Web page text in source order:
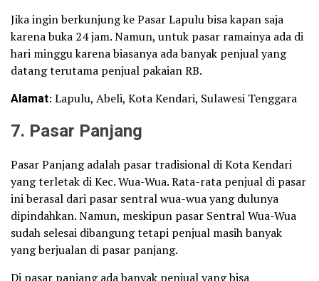
Jika ingin berkunjung ke Pasar Lapulu bisa kapan saja
karena buka 24 jam. Namun, untuk pasar ramainya ada di
hari minggu karena biasanya ada banyak penjual yang
datang terutama penjual pakaian RB.
Alamat: Lapulu, Abeli, Kota Kendari, Sulawesi Tenggara
7. Pasar Panjang
Pasar Panjang adalah pasar tradisional di Kota Kendari
yang terletak di Kec. Wua-Wua. Rata-rata penjual di pasar
ini berasal dari pasar sentral wua-wua yang dulunya
dipindahkan. Namun, meskipun pasar Sentral Wua-Wua
sudah selesai dibangung tetapi penjual masih banyak
yang berjualan di pasar panjang.
Di pasar panjang ada banyak penjual yang bisa